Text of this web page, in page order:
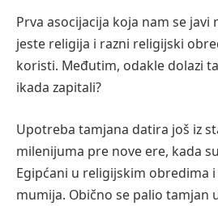
Prva asocijacija koja nam se javi
jeste religija i razni religijski
koristi. Međutim, odakle dolazi
ikada zapitali?
Upotreba tamjana datira još iz
milenijuma pre nove ere, kada
Egipćani u religijskim obredima
mumija. Obično se palio tamjan